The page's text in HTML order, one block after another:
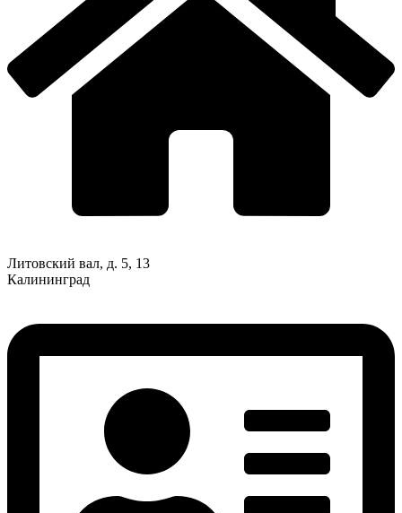
Литовский вал, д. 5, 13
Калининград